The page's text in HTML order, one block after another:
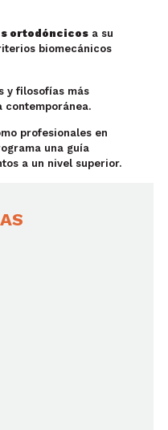
ortodóncicosa su
biomecánicos
y filosofías más
contemporánea.
profesionales en
una guía
a un nivel superior.